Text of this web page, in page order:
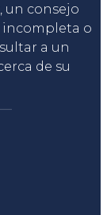
un consejo
incompleta o
a un
de su